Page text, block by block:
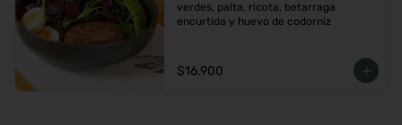
verdes, palta, ricota, betarraga
encurtida y huevo de codorniz
$16.900